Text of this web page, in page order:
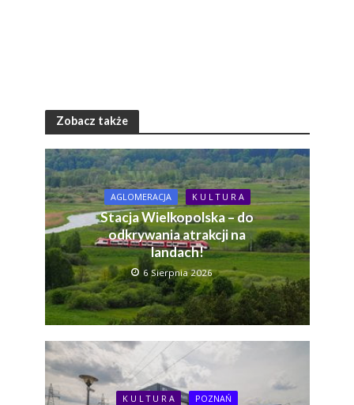
Zobacz także
AGLOMERACJA K U L T U R A
Stacja Wielkopolska – do
odkrywania atrakcji na
landach!
6 Sierpnia 2026
K U L T U R A POZNAŃ